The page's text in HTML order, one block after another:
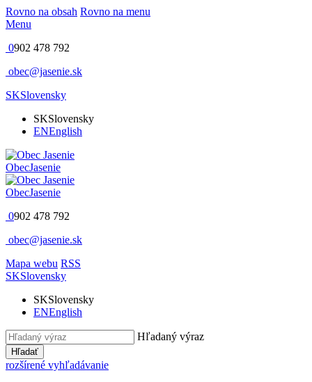
Rovno na obsah Rovno na menu
Menu
0902 478 792
obec@jasenie.sk
SKSlovensky
SKSlovensky
ENEnglish
ObecJasenie
ObecJasenie
0902 478 792
obec@jasenie.sk
Mapa webu RSS
SKSlovensky
SKSlovensky
ENEnglish
Hľadaný výraz
Hľadať
rozšírené vyhľadávanie